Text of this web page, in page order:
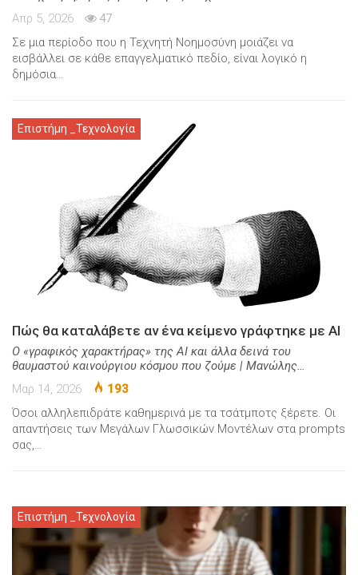
Απρ 5, 2026
47
Σε μια περίοδο που η Τεχνητή Νοημοσύνη μοιάζει να
εισβάλλει σε κάθε επαγγελματικό πεδίο, είναι λογικό η
δημόσια…
Επιστήμη _Τεχνολογία
Πώς θα καταλάβετε αν ένα κείμενο γράφτηκε με AI
Ο «γραφικός χαρακτήρας» της ΑΙ και άλλα δεινά του
θαυμαστού καινούργιου κόσμου που ζούμε | Μανώλης…
Μαρ 14, 2026
193
Όσοι αλληλεπιδράτε καθημερινά με τα τσάτμποτς ξέρετε. Οι
απαντήσεις των Μεγάλων Γλωσσικών Μοντέλων στα prompts
σας,…
Επιστήμη _Τεχνολογία